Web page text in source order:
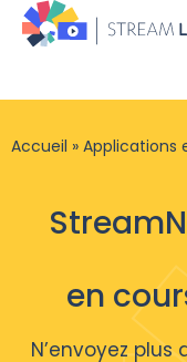
Accueil » Applications
en
N’envoyez plus